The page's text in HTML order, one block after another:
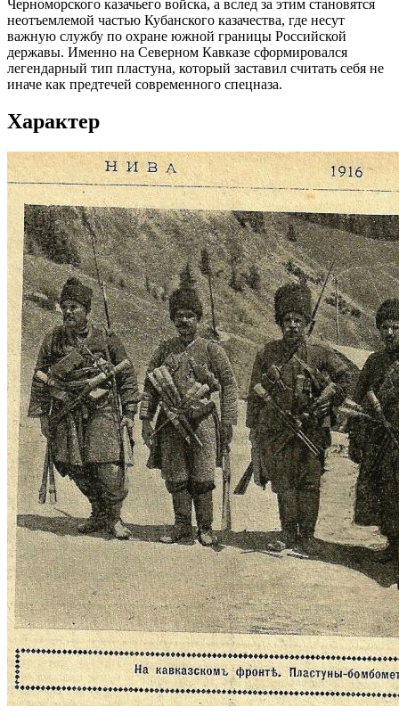
Черноморского казачьего войска, а вслед за этим становятся
неотъемлемой частью Кубанского казачества, где несут
важную службу по охране южной границы Российской
державы. Именно на Северном Кавказе сформировался
легендарный тип пластуна, который заставил считать себя не
иначе как предтечей современного спецназа.
Характер